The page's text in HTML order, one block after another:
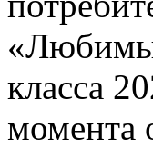
класса
момента